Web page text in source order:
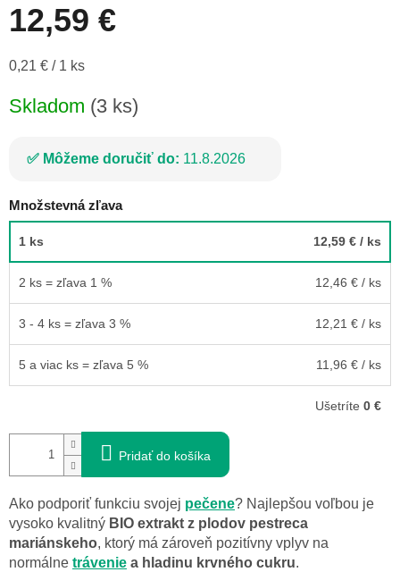
12,59 €
Jednotková
0,21 € / 1 ks
Skladom (3 ks)
Môžeme doručiť do: 11.8.2026
Množstevná zľava
1 ks 12,59 € / ks
2 ks = zľava 1 % 12,46 € / ks
3 - 4 ks = zľava 3 % 12,21 € / ks
5 a viac ks = zľava 5 % 11,96 € / ks
Ušetríte 0 €
Pridať do košíka
Ako podporiť funkciu svojej pečene? Najlepšou voľbou je
vysoko kvalitný BIO extrakt z plodov pestreca
mariánskeho, ktorý má zároveň pozitívny vplyv na
normálne trávenie a hladinu krvného cukru.